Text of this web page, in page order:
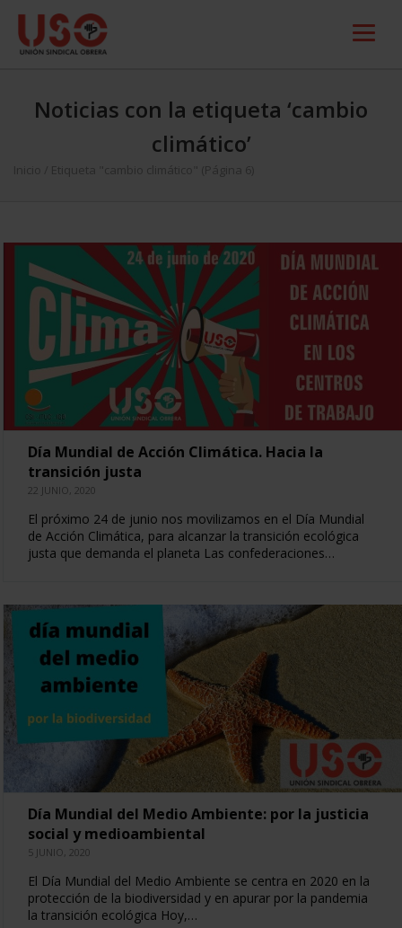
Noticias con la etiqueta ‘cambio
climático’
Inicio Etiqueta "cambio climático" (Página 6)
Día Mundial de Acción Climática. Hacia la
transición justa
22 JUNIO, 2020
El próximo 24 de junio nos movilizamos en el Día Mundial
de Acción Climática, para alcanzar la transición ecológica
justa que demanda el planeta Las confederaciones…
Día Mundial del Medio Ambiente: por la justicia
social y medioambiental
5 JUNIO, 2020
El Día Mundial del Medio Ambiente se centra en 2020 en la
protección de la biodiversidad y en apurar por la pandemia
la transición ecológica Hoy,…